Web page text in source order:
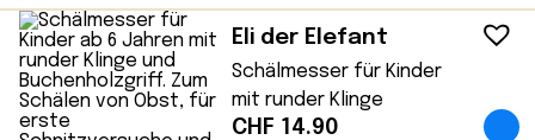
Eli der Elefant
Schälmesser für Kinder
mit runder Klinge
CHF 14.90